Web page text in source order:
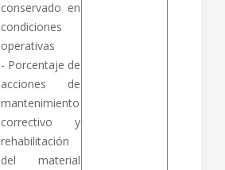
conservado en
condiciones
operativas
- Porcentaje de
acciones de
mantenimiento
correctivo y
rehabilitación
del material